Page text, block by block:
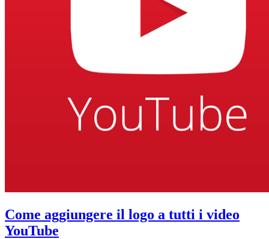
Come aggiungere il logo a tutti i video
YouTube